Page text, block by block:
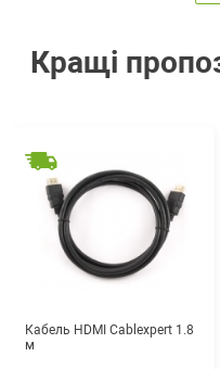
Кращі
Кабель HDMI Cablexpert 1.8
м